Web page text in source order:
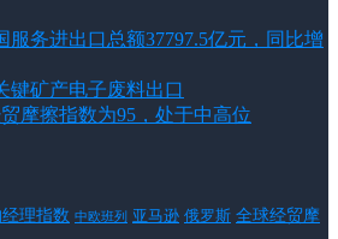
服务进出口总额37797.5亿元，同比增
键矿产电子废料出口
摩擦指数为95，处于中高位
理指数 中欧班列 亚马逊 俄罗斯 全球经贸摩